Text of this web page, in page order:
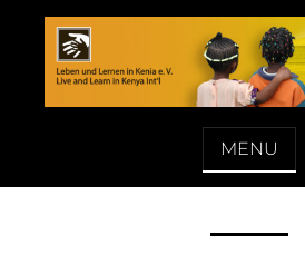
content
LEBEN UND LERNEN IN
MENU